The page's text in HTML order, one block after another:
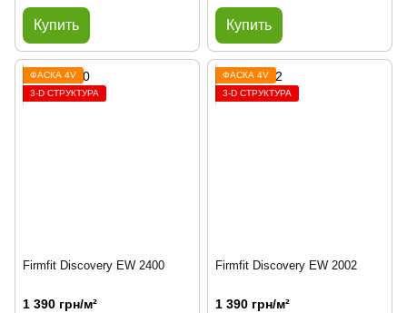
Купить Купить
ФАСКА 4V
3-D СТРУКТУРА
Firmfit Discovery EW 2400
1 390 грн/м²
ФАСКА 4V
3-D СТРУКТУРА
Firmfit Discovery EW 2002
1 390 грн/м²